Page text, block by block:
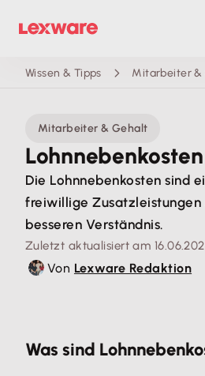
Wissen & Tipps Mitarbeiter &
Mitarbeiter & Gehalt
Lohnnebenkosten
Die Lohnnebenkosten sind
freiwillige Zusatzleistungen
besseren Verständnis.
Zuletzt aktualisiert am
Von Lexware Redaktion
Was sind